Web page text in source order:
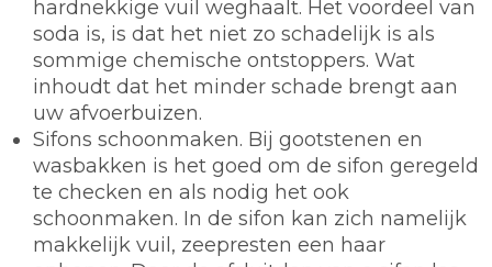
hardnekkige vuil weghaalt. Het voordeel van
soda is, is dat het niet zo schadelijk is als
sommige chemische ontstoppers. Wat
inhoudt dat het minder schade brengt aan
uw afvoerbuizen.
Sifons schoonmaken. Bij gootstenen en
wasbakken is het goed om de sifon geregeld
te checken en als nodig het ook
schoonmaken. In de sifon kan zich namelijk
makkelijk vuil, zeepresten een haar